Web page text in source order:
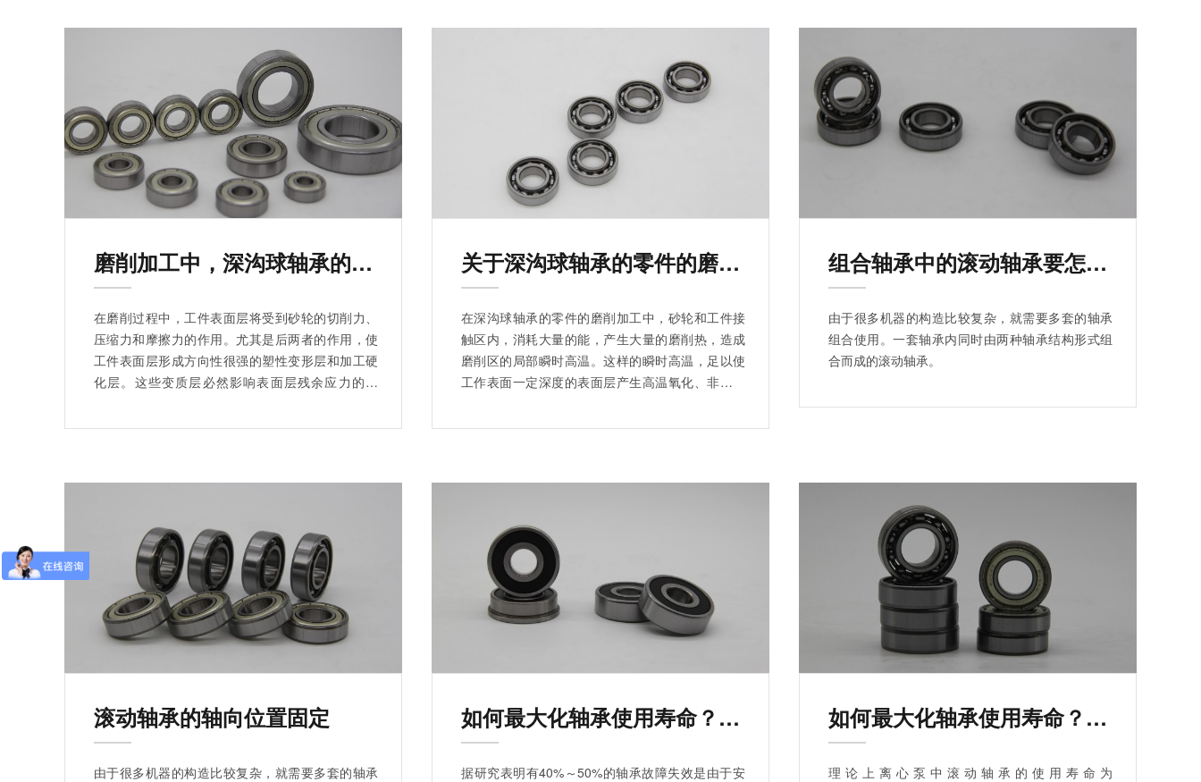
磨削加工中，深沟球轴承的变质层
在磨削过程中，工件表面层将受到砂轮的切削力、
压缩力和摩擦力的作用。尤其是后两者的作用，使
工件表面层形成方向性很强的塑性变形层和加工硬
化层。这些变质层必然影响表面层残余应力的变
关于深沟球轴承的零件的磨削热
在深沟球轴承的零件的磨削加工中，砂轮和工件接
触区内，消耗大量的能，产生大量的磨削热，造成
磨削区的局部瞬时高温。这样的瞬时高温，足以使
工作表面一定深度的表面层产生高温氧化、非晶态
组合轴承中的滚动轴承要怎么调整？
由于很多机器的构造比较复杂，就需要多套的轴承
组合使用。一套轴承内同时由两种轴承结构形式组
合而成的滚动轴承。
滚动轴承的轴向位置固定
由于很多机器的构造比较复杂，就需要多套的轴承
如何最大化轴承使用寿命？（二）
据研究表明有40%～50%的轴承故障失效是由于安
如何最大化轴承使用寿命？（一）
理论上离心泵中滚动轴承的使用寿命为